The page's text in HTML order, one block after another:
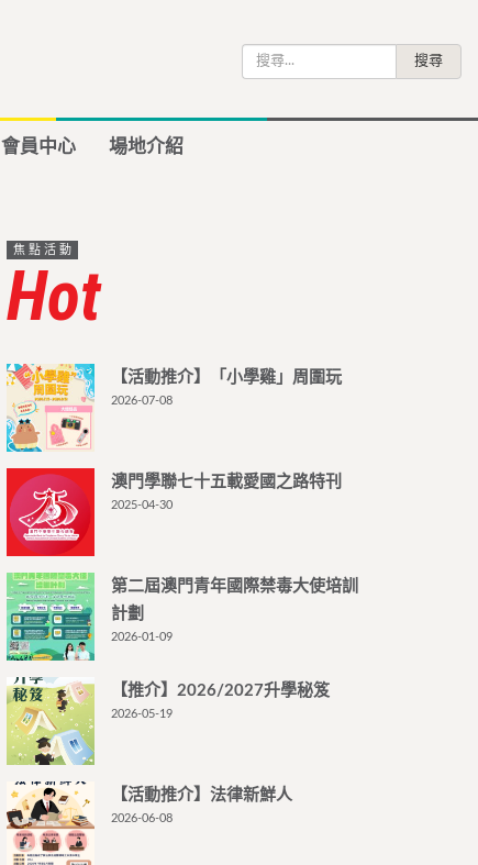
尋
會員中心 場地介紹
焦點活動
Hot
【活動推介】「小學雞」周圍玩
2026-07-08
澳門學聯七十五載愛國之路特刊
2025-04-30
第二屆澳門青年國際禁毒大使培訓
計劃
2026-01-09
【推介】2026/2027升學秘笈
2026-05-19
【活動推介】法律新鮮人
2026-06-08